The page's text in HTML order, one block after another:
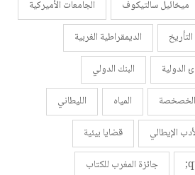
ميخائيل سالتيكوف
الجامعات الأميركية
الديمقراطية الغربية
الدولية
البنك الدولي
الخصخصة المياه
الليطاني
الإيطالي
قضايا بيئية
جائزة المغرب للكتاب